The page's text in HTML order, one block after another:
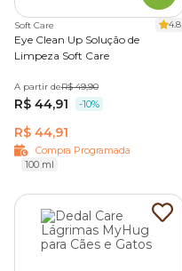
Soft Care 4.8
Eye Clean Up Solução de
Limpeza Soft Care
A partir deR$ 49,90
R$ 44,91 -10%
R$ 44,91
Compra Programada
100 ml